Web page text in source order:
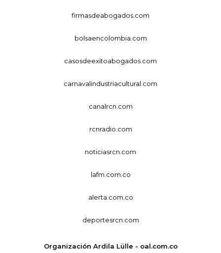
firmasdeabogados.com
bolsaencolombia.com
casosdeexitoabogados.com
carnavalindustriacultural.com
canalrcn.com
rcnradio.com
noticiasrcn.com
lafm.com.co
alerta.com.co
deportesrcn.com
Organización Ardila Lülle - oal.com.co